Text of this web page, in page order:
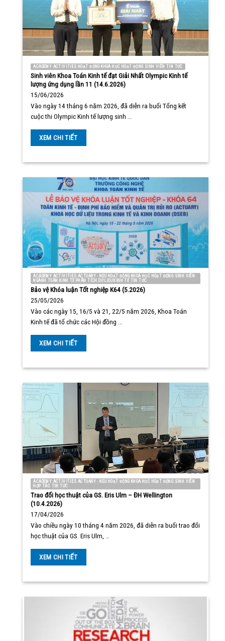
ACADEMY ACTIVITIES HOẠT ĐỘNG KHOA HỌC HOẠT ĐỘNG SINH VIÊN TIN TỨC
Sinh viên Khoa Toán Kinh tế đạt Giải Nhất Olympic Kinh tế
lượng ứng dụng lần 11 (14.6.2026)
15/06/2026
Vào ngày 14 tháng 6 năm 2026, đã diễn ra buổi Tổng kết
cuộc thi Olympic Kinh tế lượng sinh …
XEM CHI TIẾT
ACADEMY ACTIVITIES ACTUARY - NEU HOẠT ĐỘNG KHOA HỌC HOẠT ĐỘNG SINH VIÊN
NGÀNH TOÁN KINH TẾ PHÂN TÍCH DỮ LIỆU KINH TẾ TIN TỨC
Bảo vệ Khóa luận Tốt nghiệp K64 (5.2026)
25/05/2026
Vào các ngày 15, 16/5 và 21, 22/5 năm 2026, Khoa Toán
Kinh tế đã tổ chức các Hội đồng …
XEM CHI TIẾT
ACADEMY ACTIVITIES ACTUARY - NEU HOẠT ĐỘNG KHOA HỌC HOẠT ĐỘNG SINH VIÊN
HỢP TÁC TIN TỨC
Trao đổi học thuật của GS. Eris Ulm – ĐH Wellington
(10.4.2026)
17/04/2026
Vào chiều ngày 10 tháng 4 năm 2026, đã diễn ra buổi trao đổi
học thuật của GS. Eris Ulm, …
XEM CHI TIẾT